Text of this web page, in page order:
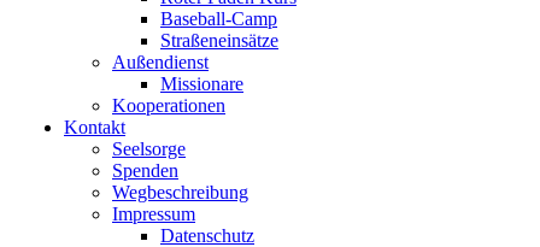
Baseball-Camp
Straßeneinsätze
Außendienst
Missionare
Kooperationen
Kontakt
Seelsorge
Spenden
Wegbeschreibung
Impressum
Datenschutz